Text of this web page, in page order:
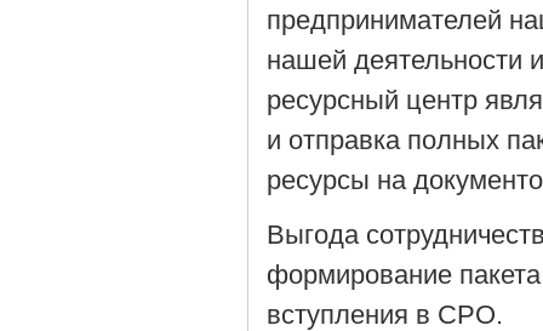
предпринимателей
нашей деятельности
ресурсный центр
и отправка полных
ресурсы на
Выгода
формирование
вступления в СРО.